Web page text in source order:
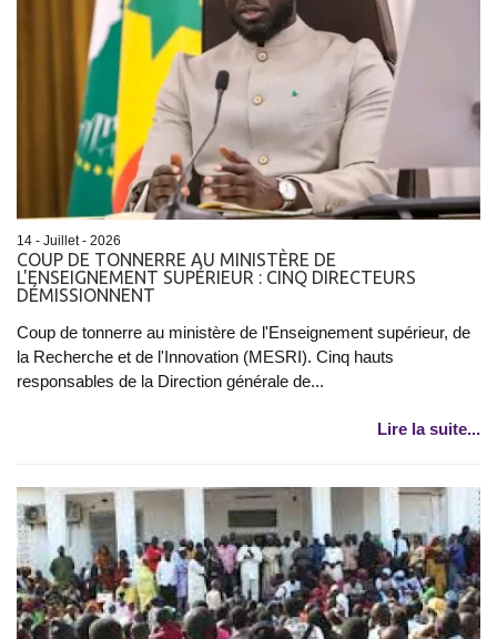
14 - Juillet - 2026
COUP DE TONNERRE AU MINISTÈRE DE
L'ENSEIGNEMENT SUPÉRIEUR : CINQ DIRECTEURS
DÉMISSIONNENT
Coup de tonnerre au ministère de l'Enseignement supérieur, de
la Recherche et de l'Innovation (MESRI). Cinq hauts
responsables de la Direction générale de...
Lire la suite...